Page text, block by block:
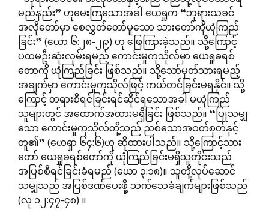
မည်နည်း” ဟုမေးကြသောအခါ ယေရှုက “ဘုရားသခင်
အလိုတော်မှာ စေလွှတ်တော်မူသော သားတော်ကိုယုံကြည်
ခြင်း” (ယော ၆:၂၈-၂၉) ဟု ဖြေကြားခဲ့သည်။ သို့ကြောင့်
ပထမဦးဆုံးလှမ်းရမည့် ကောင်းမှုကုသိုလ်မှာ ယေရှုခရစ်
တောကို ယုံကြည်ခြင်း ဖြစ်သည်။ သို့သော်မှတ်သားရမည့်
အချက်မှာ ကောင်းမှုကုသိုလ်ဖြင့် ကယ်တင်ခြင်းမရနိုင်။ သို့
ကြောင့် တရားစီရင်ခြင်းရင်ဆိုင်ရသောအခါ မယုံကြည်
သူများတွင် အထောက်အထားမရှိခြင်း ဖြစ်သည်။ “ပြုသမျှ
သော ကောင်းမှုကုသိုလ်တို့သည် ညစ်သောအဝတ်စုတ်နှင့်
တူ၏” (ဟေရှာ ၆၄:၆)ဟု ဆိုထားပါသည်။ သို့ကြောင့်သား
တော် ယေရှုခရစ်တော်ကို ယုံကြည်ခြင်းမရှိသူတိုင်းသည်
အပြစ်စီရင်ခြင်းခံရမည် (ယော ၃:၁၈)။ သူတို့လုပ်ဆောင်
သမျှသည် အပြစ်ဒဏ်ပေးဖို့ သက်သေခံချက်များဖြစ်သည်
(လု ၁၂:၄၇-၄၈) ။